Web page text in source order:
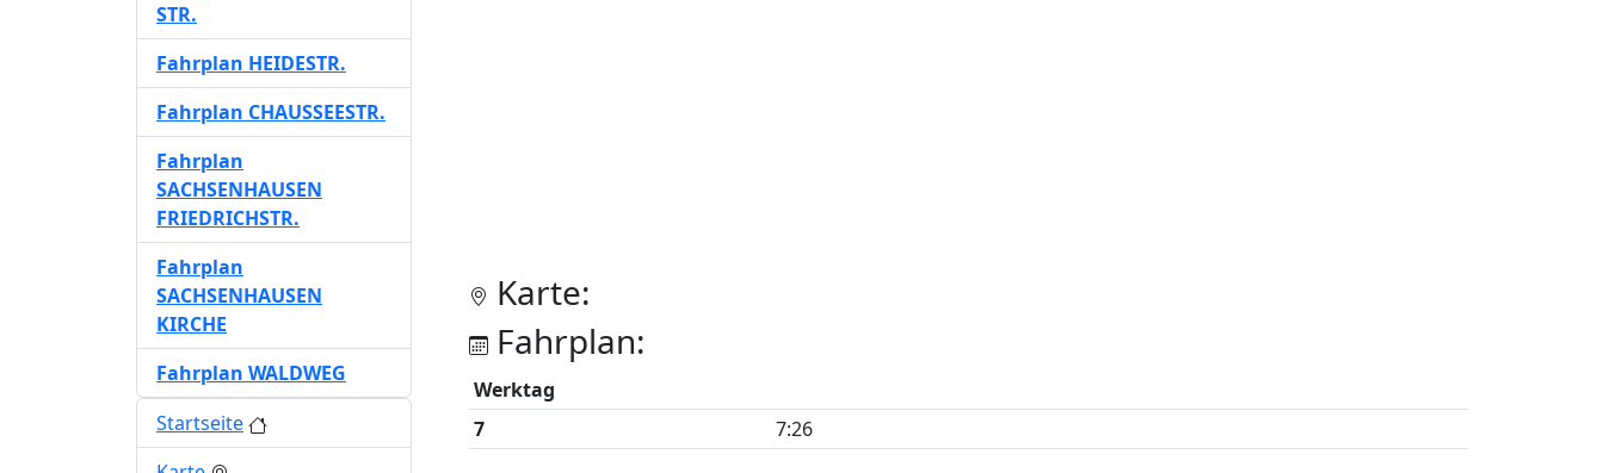
Karte:
Fahrplan:
Werktag
7
7:26
STR.
Fahrplan HEIDESTR.
Fahrplan CHAUSSEESTR.
Fahrplan
SACHSENHAUSEN
FRIEDRICHSTR.
Fahrplan
SACHSENHAUSEN
KIRCHE
Fahrplan WALDWEG
Startseite